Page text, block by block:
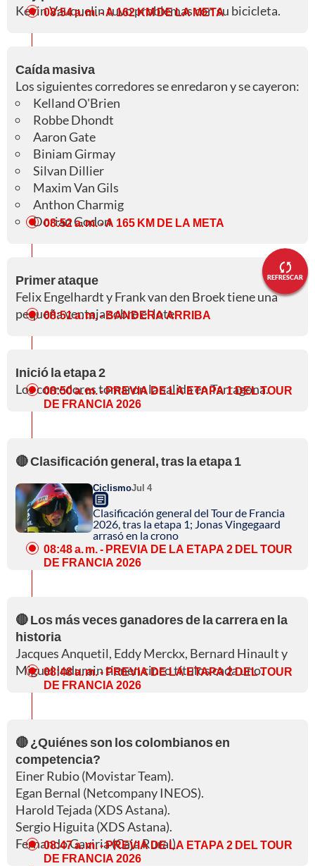
REFRESCAR
Kevin Vauquelin tuvo problemas con su bicicleta.
08:54 a. m.- A 162 KM DE LA META
Caída masiva
Los siguientes corredores se enredaron y se cayeron:
Kelland O'Brien
Robbe Dhondt
Aaron Gate
Biniam Girmay
Silvan Dillier
Maxim Van Gils
Anthon Charmig
Dorian Godon
08:52 a. m.- A 165 KM DE LA META
Primer ataque
Felix Engelhardt y Frank van den Broek tiene una
pequeña ventaja sobre el lote.
08:51 a. m.- BANDERA ARRIBA
Inició la etapa 2
Los corredores tomaron la salida en Tarragona.
08:50 a. m.- PREVIA DE LA ETAPA 1 DEL TOUR
DE FRANCIA 2026
🔴 Clasificación general, tras la etapa 1
CiclismoJul 4
Clasificación general del Tour de Francia
2026, tras la etapa 1; Jonas Vingegaard
arrasó en la crono
08:48 a. m.- PREVIA DE LA ETAPA 2 DEL TOUR
DE FRANCIA 2026
🔴 Los más veces ganadores de la carrera en la
historia
Jacques Anquetil, Eddy Merckx, Bernard Hinault y
Miguel Indurain tienen cinco títulos cada uno.
08:48 a. m.- PREVIA DE LA ETAPA 2 DEL TOUR
DE FRANCIA 2026
🔴 ¿Quiénes son los colombianos en
competencia?
Einer Rubio (Movistar Team).
Egan Bernal (Netcompany INEOS).
Harold Tejada (XDS Astana).
Sergio Higuita (XDS Astana).
Fernando Gaviria (Caja Rural).
08:47 a. m.- PREVIA DE LA ETAPA 2 DEL TOUR
DE FRANCIA 2026